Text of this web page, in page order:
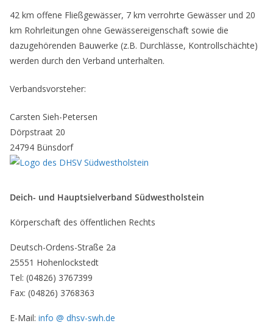
42 km offene Fließgewässer, 7 km verrohrte Gewässer und 20
km Rohrleitungen ohne Gewässereigenschaft sowie die
dazugehörenden Bauwerke (z.B. Durchlässe, Kontrollschächte)
werden durch den Verband unterhalten.
Verbandsvorsteher:
Carsten Sieh-Petersen
Dörpstraat 20
24794 Bünsdorf
Deich- und Hauptsielverband Südwestholstein
Körperschaft des öffentlichen Rechts
Deutsch-Ordens-Straße 2a
25551 Hohenlockstedt
Tel: (04826) 3767399
Fax: (04826) 3768363
E-Mail: info @ dhsv-swh.de